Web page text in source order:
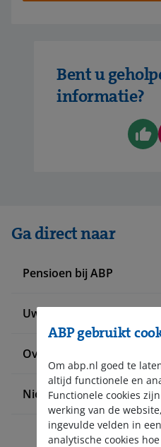
Bent u
informatie?
Ga direct naar
Pensioen bij ABP
Uw situatie verandert
Over ABP
Nieuws en pers
ABP gebruikt
Om abp.nl goed te
altijd functionele en
Functionele cookies
werking van de
ingevulde velden in
analytische cookies